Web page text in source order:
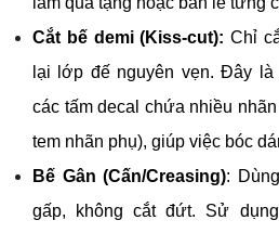
Cắt bế demi (Kiss-cut): Chỉ
lại lớp đế nguyên vẹn. Đây
các tấm decal chứa nhiều
tem nhãn phụ), giúp việc bóc
Bế Gân (Cấn/Creasing):
gấp, không cắt đứt. Sử